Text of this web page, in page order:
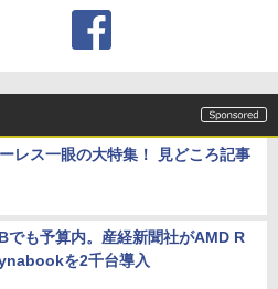
レス一眼の大特集！ 見どころ記事
でも予算内。産経新聞社がAMD R
を2千台導入